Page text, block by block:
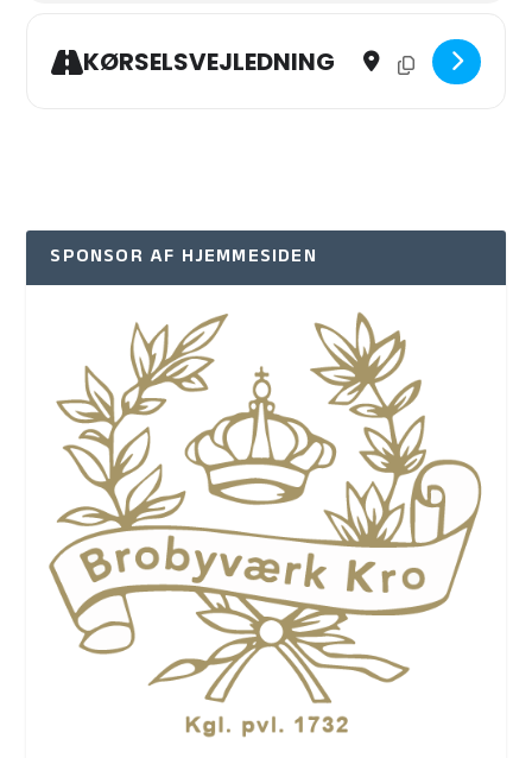
KØRSELSVEJLEDNING Address - Bankospil i X-
Destination
SPONSOR AF HJEMMESIDEN